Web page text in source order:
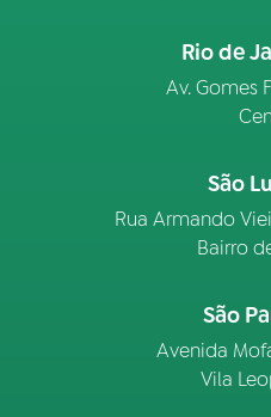
Rio de
Av. Gomes
São
Rua Armando
Bairro
São
Avenida
Vila